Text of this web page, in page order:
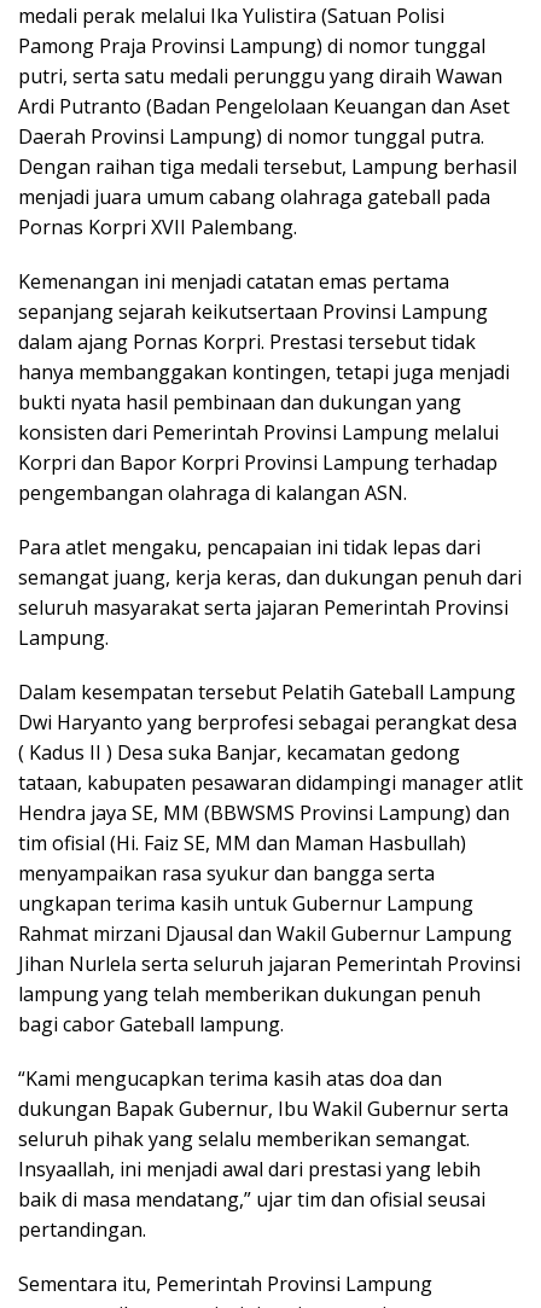
medali perak melalui Ika Yulistira (Satuan Polisi
Pamong Praja Provinsi Lampung) di nomor tunggal
putri, serta satu medali perunggu yang diraih Wawan
Ardi Putranto (Badan Pengelolaan Keuangan dan Aset
Daerah Provinsi Lampung) di nomor tunggal putra.
Dengan raihan tiga medali tersebut, Lampung berhasil
menjadi juara umum cabang olahraga gateball pada
Pornas Korpri XVII Palembang.
Kemenangan ini menjadi catatan emas pertama
sepanjang sejarah keikutsertaan Provinsi Lampung
dalam ajang Pornas Korpri. Prestasi tersebut tidak
hanya membanggakan kontingen, tetapi juga menjadi
bukti nyata hasil pembinaan dan dukungan yang
konsisten dari Pemerintah Provinsi Lampung melalui
Korpri dan Bapor Korpri Provinsi Lampung terhadap
pengembangan olahraga di kalangan ASN.
Para atlet mengaku, pencapaian ini tidak lepas dari
semangat juang, kerja keras, dan dukungan penuh dari
seluruh masyarakat serta jajaran Pemerintah Provinsi
Lampung.
Dalam kesempatan tersebut Pelatih Gateball Lampung
Dwi Haryanto yang berprofesi sebagai perangkat desa
( Kadus II ) Desa suka Banjar, kecamatan gedong
tataan, kabupaten pesawaran didampingi manager atlit
Hendra jaya SE, MM (BBWSMS Provinsi Lampung) dan
tim ofisial (Hi. Faiz SE, MM dan Maman Hasbullah)
menyampaikan rasa syukur dan bangga serta
ungkapan terima kasih untuk Gubernur Lampung
Rahmat mirzani Djausal dan Wakil Gubernur Lampung
Jihan Nurlela serta seluruh jajaran Pemerintah Provinsi
lampung yang telah memberikan dukungan penuh
bagi cabor Gateball lampung.
“Kami mengucapkan terima kasih atas doa dan
dukungan Bapak Gubernur, Ibu Wakil Gubernur serta
seluruh pihak yang selalu memberikan semangat.
Insyaallah, ini menjadi awal dari prestasi yang lebih
baik di masa mendatang,” ujar tim dan ofisial seusai
pertandingan.
Sementara itu, Pemerintah Provinsi Lampung